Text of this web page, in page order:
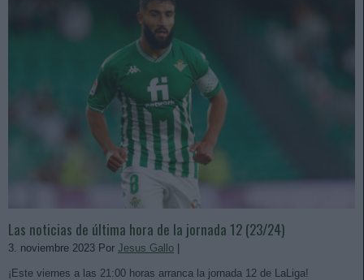
Las noticias de última hora de la jornada 12 (23/24)
3. noviembre 2023 Por Jesus Gallo
¡Este viernes a las 21:00 horas arranca la jornada 12 de LaLiga!